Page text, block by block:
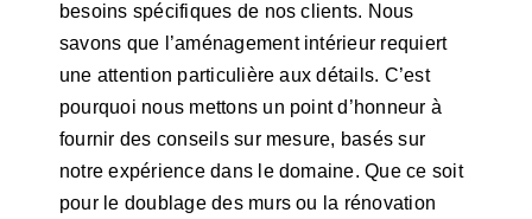
besoins spécifiques de nos clients. Nous
savons que l’aménagement intérieur requiert
une attention particulière aux détails. C’est
pourquoi nous mettons un point d’honneur à
fournir des conseils sur mesure, basés sur
notre expérience dans le domaine. Que ce soit
pour le doublage des murs ou la rénovation